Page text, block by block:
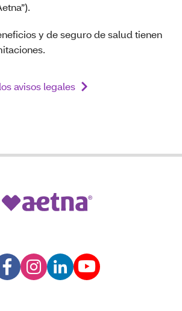
y de seguro de salud tienen
avisos legales